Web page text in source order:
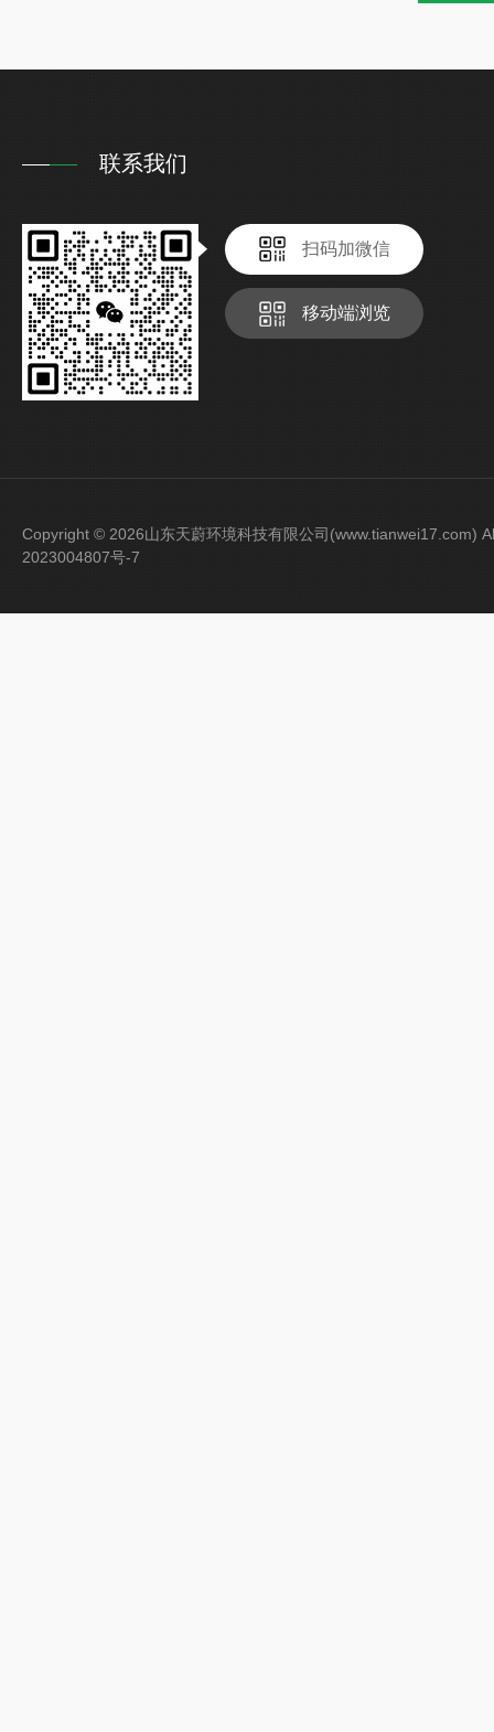
联系我们
扫码加微信
移动端浏览
Copyright © 2026山东天蔚环境科技有限公司(www.tianwei17.com)
2023004807号-7